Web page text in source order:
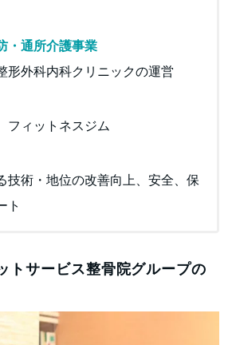
・通所介護事業
形外科内科クリニックの運営
フィットネスジム
技術・地位の改善向上、安全、保
ト
トサービス整骨院グループの